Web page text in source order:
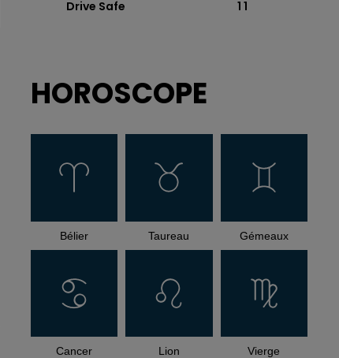
Drive Safe 1 1
HOROSCOPE
Bélier Taureau Gémeaux
Cancer Lion Vierge